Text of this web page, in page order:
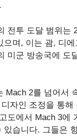
전투 도달 범위는
으며, 이는 괌, 디
미군 방송국에 도
Mach 2를 넘어서
자인 조정을 통해
도에서 Mach 3에
있습니다. 그들은